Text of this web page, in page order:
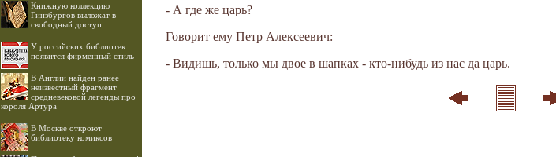
Книжную коллекцию
Гинзбургов выложат в
свободный доступ
У российских библиотек
появится фирменный стиль
В Англии найден ранее
неизвестный фрагмент
средневековой легенды про
короля Артура
В Москве откроют
библиотеку комиксов
- А где же царь?
Говорит ему Петр Алексеевич:
- Видишь, только мы двое в шапках - кто-нибудь из нас да царь.